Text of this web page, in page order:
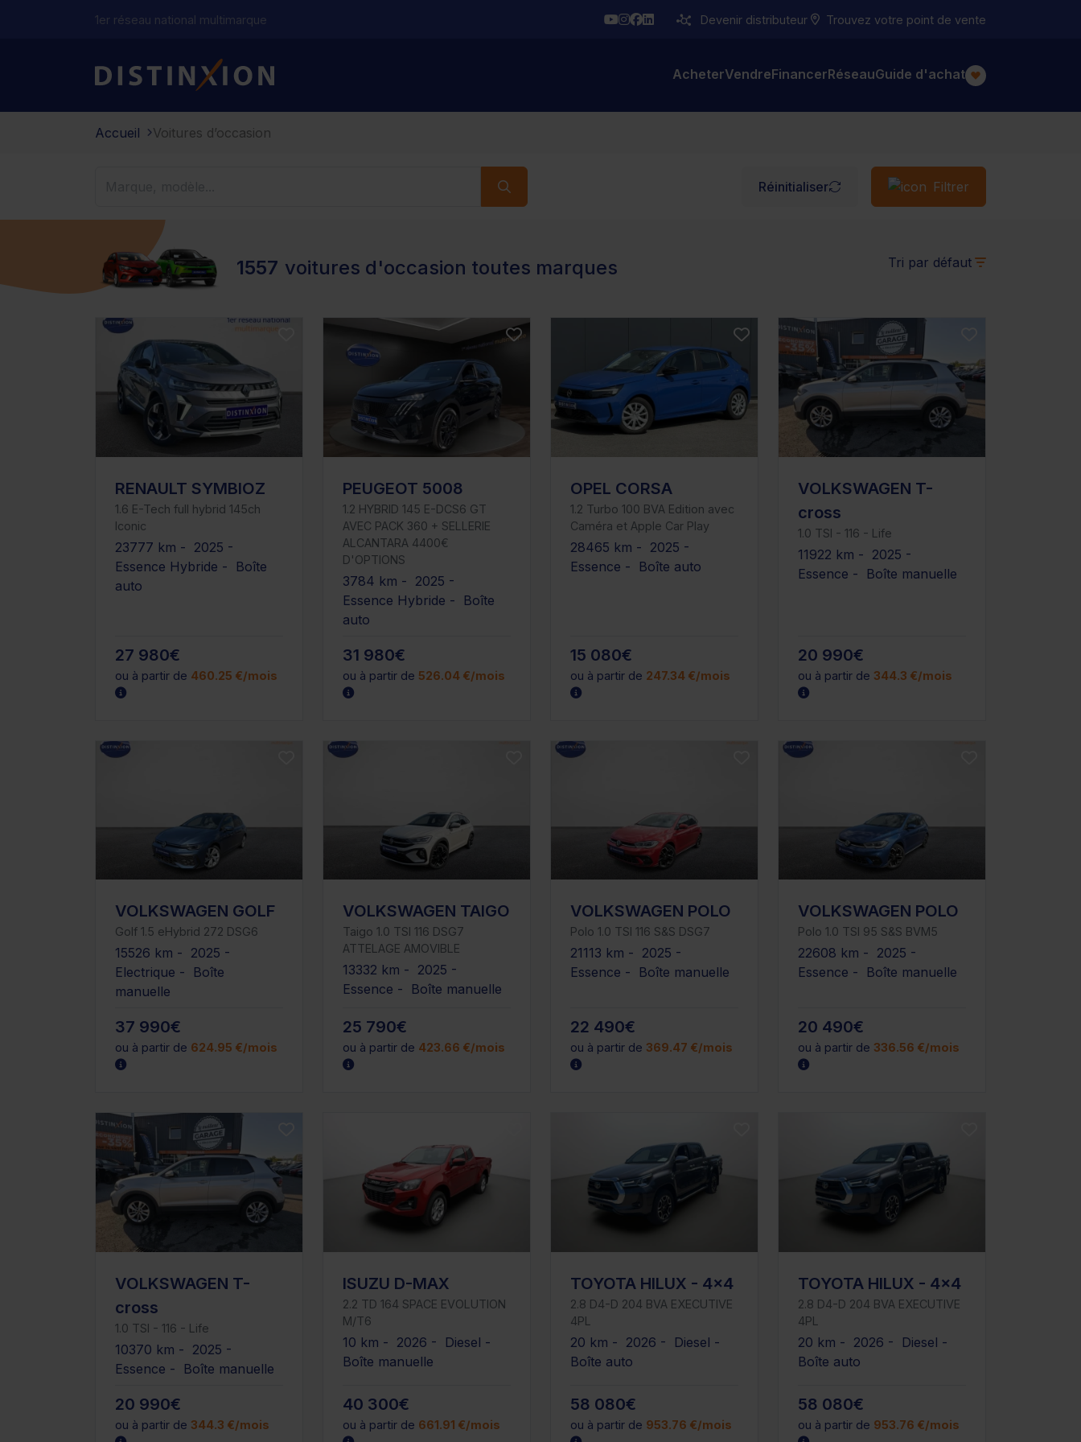
1er réseau national multimarque YouTube
Instagram
Facebook
LinkedinDevenir distributeur Trouvez votre point de vente
Distinxion AcheterVendreFinancerRéseauGuide d'achat
Accueil Voitures d’occasion
Réinitialiser Filtrer
1557 voitures d'occasion toutes marques Tri par défaut
RENAULT SYMBIOZ
1.6 E-Tech full hybrid 145ch
Iconic
23777 km - 2025 -
Essence Hybride - Boîte
auto
27 980€
ou à partir de 460.25 €/mois
PEUGEOT 5008
1.2 HYBRID 145 E-DCS6 GT
AVEC PACK 360 + SELLERIE
ALCANTARA 4400€
D'OPTIONS
3784 km - 2025 -
Essence Hybride - Boîte
auto
31 980€
ou à partir de 526.04 €/mois
OPEL CORSA
1.2 Turbo 100 BVA Edition avec
Caméra et Apple Car Play
28465 km - 2025 -
Essence - Boîte auto
15 080€
ou à partir de 247.34 €/mois
VOLKSWAGEN T-
cross
1.0 TSI - 116 - Life
11922 km - 2025 -
Essence - Boîte manuelle
20 990€
ou à partir de 344.3 €/mois
VOLKSWAGEN GOLF
Golf 1.5 eHybrid 272 DSG6
15526 km - 2025 -
Electrique - Boîte
manuelle
37 990€
ou à partir de 624.95 €/mois
VOLKSWAGEN TAIGO
Taigo 1.0 TSI 116 DSG7
ATTELAGE AMOVIBLE
13332 km - 2025 -
Essence - Boîte manuelle
25 790€
ou à partir de 423.66 €/mois
VOLKSWAGEN POLO
Polo 1.0 TSI 116 S&S DSG7
21113 km - 2025 -
Essence - Boîte manuelle
22 490€
ou à partir de 369.47 €/mois
VOLKSWAGEN POLO
Polo 1.0 TSI 95 S&S BVM5
22608 km - 2025 -
Essence - Boîte manuelle
20 490€
ou à partir de 336.56 €/mois
VOLKSWAGEN T-
cross
1.0 TSI - 116 - Life
10370 km - 2025 -
Essence - Boîte manuelle
20 990€
ou à partir de 344.3 €/mois
ISUZU D-MAX
2.2 TD 164 SPACE EVOLUTION
M/T6
10 km - 2026 - Diesel -
Boîte manuelle
40 300€
ou à partir de 661.91 €/mois
TOYOTA HILUX - 4x4
2.8 D4-D 204 BVA EXECUTIVE
4PL
20 km - 2026 - Diesel -
Boîte auto
58 080€
ou à partir de 953.76 €/mois
TOYOTA HILUX - 4x4
2.8 D4-D 204 BVA EXECUTIVE
4PL
20 km - 2026 - Diesel -
Boîte auto
58 080€
ou à partir de 953.76 €/mois